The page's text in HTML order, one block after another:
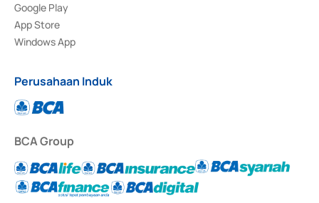
Google Play
App Store
Windows App
Perusahaan Induk
BCA Group